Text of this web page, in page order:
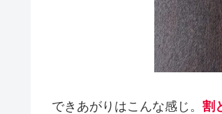
できあがりはこんな感じ。 割